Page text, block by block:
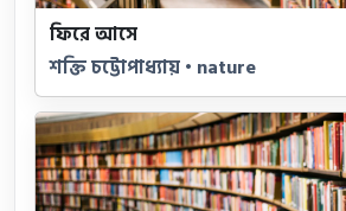
ফিরে আসে
শক্তি চট্টোপাধ্যায় • nature